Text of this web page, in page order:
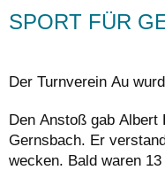
SPORT FÜR
Der Turnverein Au
Den Anstoß gab
Gernsbach. Er
wecken. Bald waren